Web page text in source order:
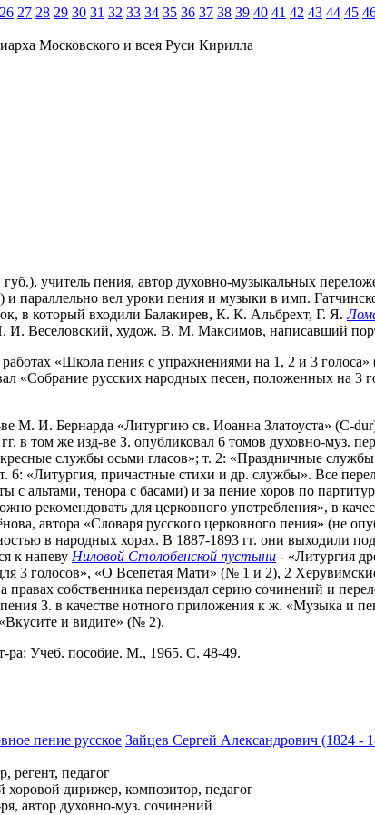
26 27 28 29 30 31 32 33 34 35 36 37 38 39 40 41 42 43 44 45
Московского и всея Руси Кирилла
учитель пения, автор духовно-музыкальных
и параллельно вел уроки пения и музыки в имп.
в который входили Балакирев, К. К. Альбрехт, Г. Я.
И. Веселовский, худож. В. М. Максимов, написавший
«Школа пения с упражнениями на 1, 2 и 3
«Собрание русских народных песен, положенных на 3
М. И. Бернарда «Литургию св. Иоанна Златоуста» (C-
в том же изд-ве З. опубликовал 6 томов духовно-муз.
службы осьми гласов»; т. 2: «Праздничные
«Литургия, причастные стихи и др. службы». Все
с альтами, тенора с басами) и за пение хоров по
рекомендовать для церковного употребления», в
автора «Словаря русского церковного пения» (не
в народных хорах. В 1887-1893 гг. они выходили
к напеву Ниловой Столобенской пустыни - «Литургия
3 голосов», «О Всепетая Мати» (№ 1 и 2), 2
собственника переиздал серию сочинений и
З. в качестве нотного приложения к ж. «Музыка и
и видите» (№ 2).
ра: Учеб. пособие. М., 1965. С. 48-49.
пение русское Зайцев Сергей Александрович (1824 -
регент, педагог
дирижер, композитор, педагог
автор духовно-муз. сочинений